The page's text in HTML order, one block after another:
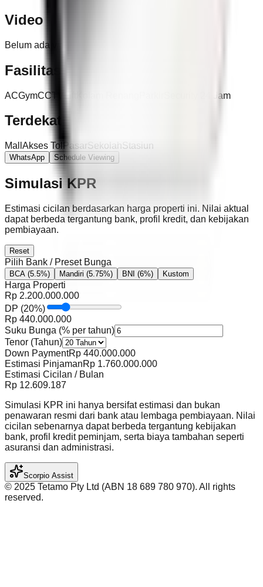
Video
Belum ada video untuk properti ini.
Fasilitas
ACGymCCTV Security 24 Jam
Terdekat
Mall Akses Tol Pasar SekolahStasiun
WhatsApp Schedule Viewing
Simulasi KPR
Estimasi cicilan berdasarkan harga properti ini. Nilai aktual
dapat berbeda tergantung bank, profil kredit, dan kebijakan
pembiayaan.
Reset
Pilih Bank / Preset Bunga
BCA (5.5%) Mandiri (5.75%) BNI (6%) Kustom
Harga Properti
Rp 2.200.000.000
DP (20%)
Rp 440.000.000
Suku Bunga (% per tahun)
Tenor (Tahun)
Down PaymentRp 440.000.000
Estimasi PinjamanRp 1.760.000.000
Estimasi Cicilan / Bulan
Rp 12.609.187
Simulasi KPR ini hanya bersifat estimasi dan bukan
penawaran resmi dari bank atau lembaga pembiayaan. Nilai
cicilan sebenarnya dapat berbeda tergantung kebijakan
bank, profil kredit peminjam, serta biaya tambahan seperti
asuransi dan administrasi.
Scorpio Assist
©️ 2025 Tetamo Pty Ltd (ABN 18 689 780 970). All rights
reserved.